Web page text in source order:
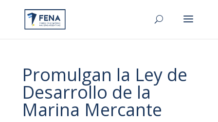
Promulgan la Ley de
Desarrollo de la
Marina Mercante